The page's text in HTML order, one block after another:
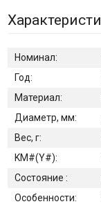
Номинал:
Год:
Материал:
Диаметр, мм:
Вес, г:
KM#(Y#):
Состояние :
Особенности: